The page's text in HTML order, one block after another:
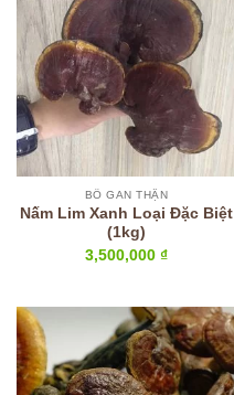
BỔ GAN THẬN
Nấm Lim Xanh Loại Đặc Biệt
(1kg)
3,500,000 ₫